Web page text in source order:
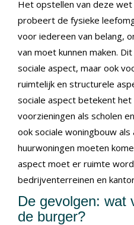
Het opstellen van deze
probeert de fysieke
voor iedereen van belang,
van moet kunnen maken.
sociale aspect, maar ook
ruimtelijk en structurele
sociale aspect betekent het
voorzieningen als scholen
ook sociale woningbouw als
huurwoningen moeten
aspect moet er ruimte
bedrijventerreinen en
De gevolgen: wat
de burger?